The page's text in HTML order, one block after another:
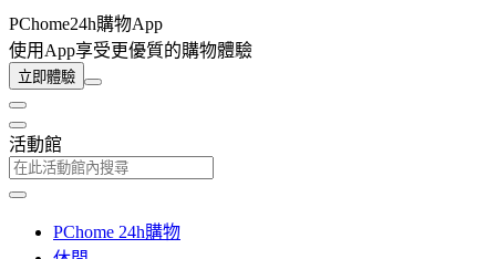
PChome24h購物App
使用App享受更優質的購物體驗
立即體驗
活動館
PChome 24h購物